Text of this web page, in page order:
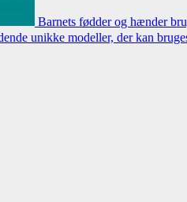
Barnets fødder og hænder
unikke modeller, der kan